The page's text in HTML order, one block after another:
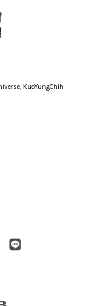
KuoYungChih